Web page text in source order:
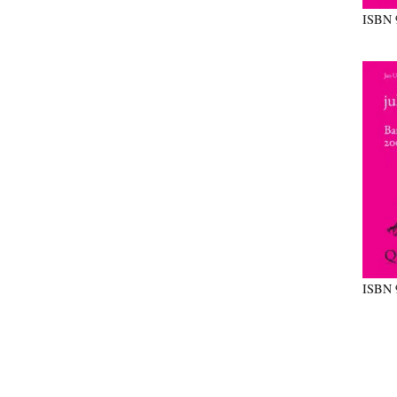
ISBN
ISBN